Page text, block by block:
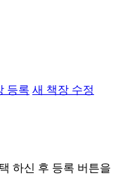
등록 새 책장 수정
하신 후 등록 버튼을